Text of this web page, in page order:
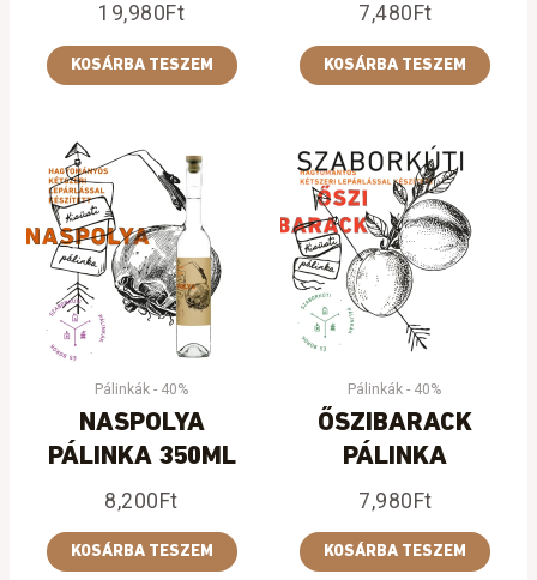
19,980Ft
KOSÁRBA TESZEM
7,480 Ft
KOSÁRBA TESZEM
Pálinkák - 40%
NASPOLYA
PÁLINKA 350ML
8,200Ft
KOSÁRBA TESZEM
Pálinkák - 40%
ŐSZIBARACK
PÁLINKA
7,980Ft
KOSÁRBA TESZEM